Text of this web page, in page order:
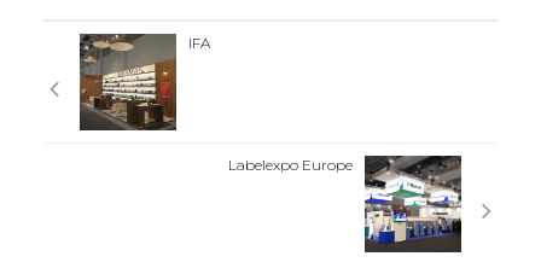
IFA
Labelexpo Europe